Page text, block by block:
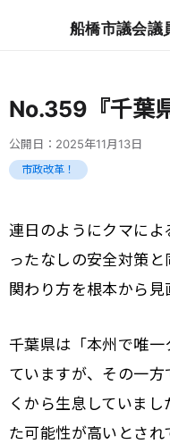
船橋市議会議
No.359『千葉
公開日： 2025年11月13日
市政改革！
連日のようにクマに
ったなしの安全対策
関わり方を根本から見
千葉県は「本州で唯
ていますが、その一
くから生息していま
た可能性が高いとさ